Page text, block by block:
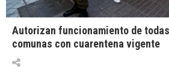
Autorizan funcionamiento de
comunas con cuarentena vigente